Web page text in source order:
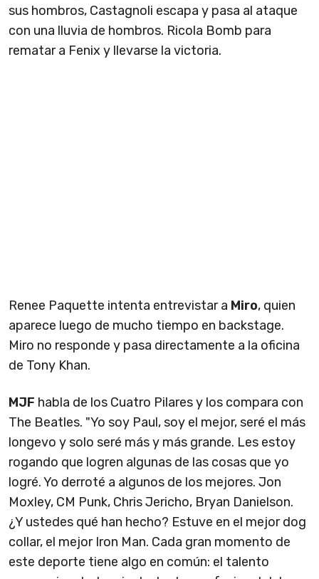
sus hombros, Castagnoli escapa y pasa al ataque
con una lluvia de hombros. Ricola Bomb para
rematar a Fenix y llevarse la victoria.
Renee Paquette intenta entrevistar a Miro, quien
aparece luego de mucho tiempo en backstage.
Miro no responde y pasa directamente a la oficina
de Tony Khan.
MJF habla de los Cuatro Pilares y los compara con
The Beatles. "Yo soy Paul, soy el mejor, seré el más
longevo y solo seré más y más grande. Les estoy
rogando que logren algunas de las cosas que yo
logré. Yo derroté a algunos de los mejores. Jon
Moxley, CM Punk, Chris Jericho, Bryan Danielson.
¿Y ustedes qué han hecho? Estuve en el mejor dog
collar, el mejor Iron Man. Cada gran momento de
este deporte tiene algo en común: el talento